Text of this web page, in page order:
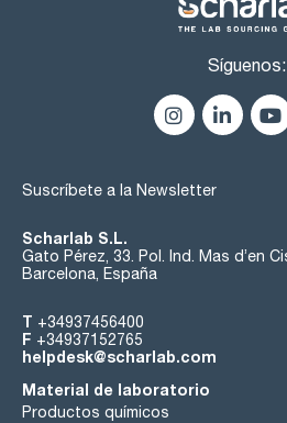
Síguenos:
Suscríbete a la Newsletter
Scharlab S.L.
Gato Pérez, 33. Pol. Ind. Mas d’en
Barcelona, España
T +34937456400
F +34937152765
helpdesk@scharlab.com
Material de laboratorio
Productos químicos